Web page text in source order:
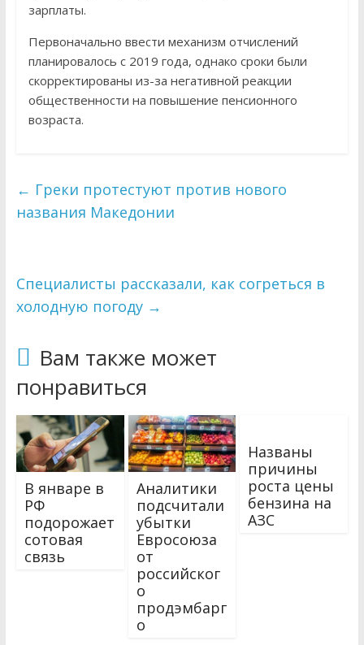
зарплаты.
Первоначально ввести механизм отчислений
планировалось с 2019 года, однако сроки были
скорректированы из-за негативной реакции
общественности на повышение пенсионного
возраста.
← Греки протестуют против нового
названия Македонии
Специалисты рассказали, как согреться в
холодную погоду →
Вам также может
понравиться
В январе в
РФ
подорожает
сотовая
связь
Аналитики
подсчитали
убытки
Евросоюза
от
российског
о
продэмбарг
о
Названы
причины
роста цены
бензина на
АЗС